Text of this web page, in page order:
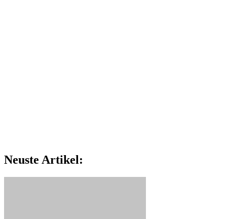
Neuste Artikel: